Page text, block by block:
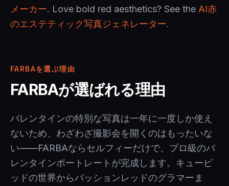
メーカー. Love bold red aesthetics? See the AI赤
のエステティック写真ジェネレーター.
FARBAを選ぶ理由
FARBAが選ばれる理由
バレンタインの特別な写真は一年に一度しか使え
ないため、わざわざ撮影会を開くのはもったいな
い——FARBAならセルフィーだけで、プロ級のバ
レンタインポートレートが完成します。キューピ
ッドの世界からパッションレッドのグラマーま